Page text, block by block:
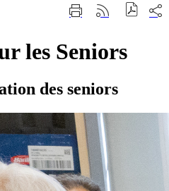
ImprimerGénérer
RSS
sur
les Seniors
des seniors